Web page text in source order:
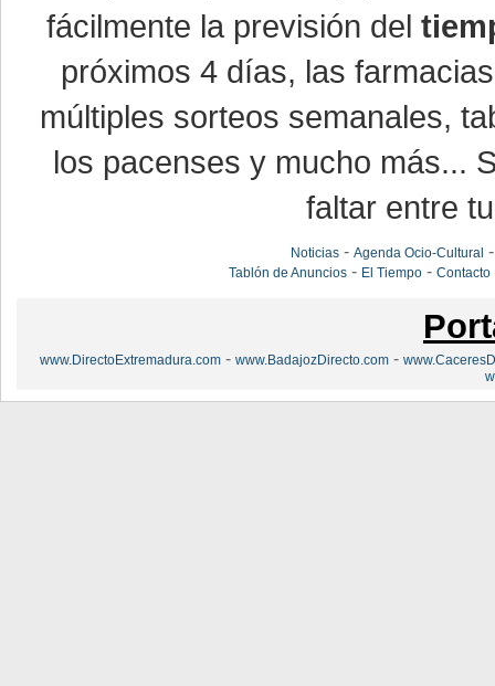
fácilmente la previsión del
próximos 4 días, las
múltiples sorteos semanales,
los pacenses y mucho más...
faltar entre
Noticias -Agenda Ocio-Cultural
Tablón de Anuncios - El Tiempo -Contacto
www.DirectoExtremadura.com - www.BadajozDirecto.com -